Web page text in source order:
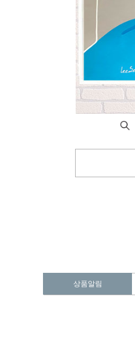
상품알림